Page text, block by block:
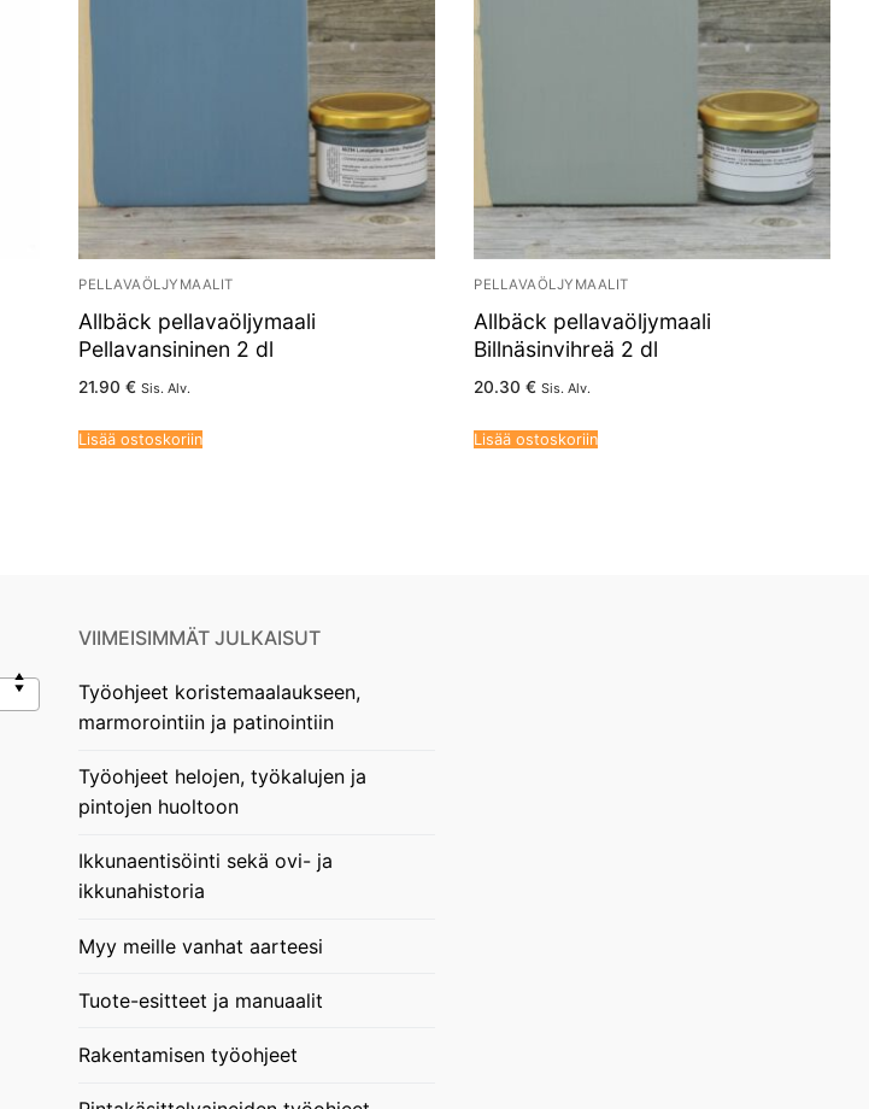
PELLAVAÖLJYMAALIT
Allbäck pellavaöljymaali
Pellavansininen 2 dl
21.90 € Sis. Alv.
Lisää ostoskoriin
PELLAVAÖLJYMAALIT
Allbäck pellavaöljymaali
Billnäsinvihreä 2 dl
20.30 € Sis. Alv.
Lisää ostoskoriin
VIIMEISIMMÄT JULKAISUT
Työohjeet koristemaalaukseen,
marmorointiin ja patinointiin
Työohjeet helojen, työkalujen ja
pintojen huoltoon
Ikkunaentisöinti sekä ovi- ja
ikkunahistoria
Myy meille vanhat aarteesi
Tuote-esitteet ja manuaalit
Rakentamisen työohjeet